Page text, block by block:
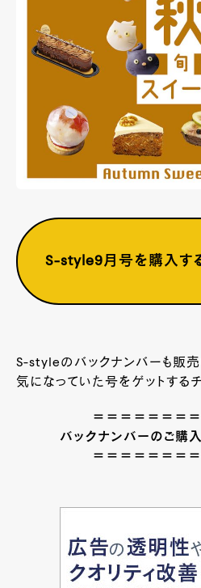
S-style9月号を購入す
S-styleのバックナンバーも販売
気になっていた号をゲットするチ
＝＝＝＝＝＝＝
バックナンバーのご購
＝＝＝＝＝＝＝